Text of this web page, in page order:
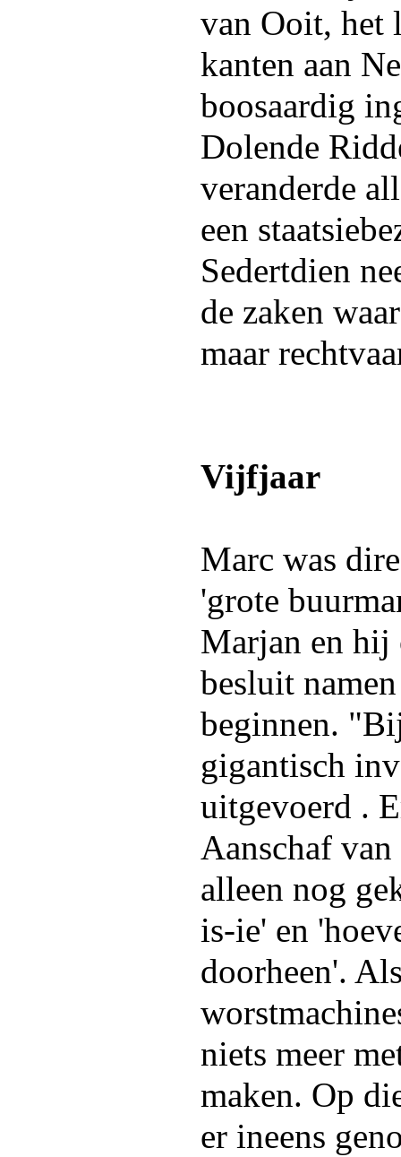
van Ooit, het
kanten aan
boosaardig
Dolende
veranderde
een
Sedertdien
de zaken
maar
Vijfjaar
Marc was
'grote
Marjan en hij
besluit
beginnen.
gigantisch
uitgevoerd .
Aanschaf
alleen nog
is-ie' en
doorheen'.
niets meer
maken. Op
er ineens